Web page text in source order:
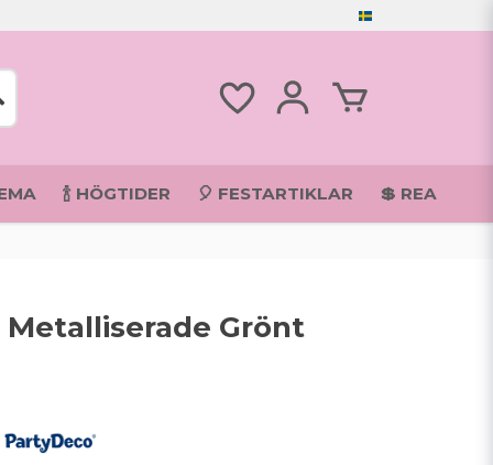
🍾 HÖGTIDER 🎈 FESTARTIKLAR 💲 REA
Metalliserade Grönt